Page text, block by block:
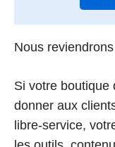
Nous
Si votre boutique
donner aux
libre-service,